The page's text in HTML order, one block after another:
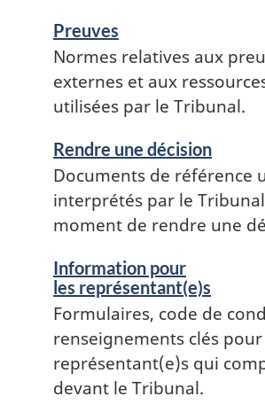
Preuves
Normes relatives aux
externes et aux
utilisées par le Tribunal.
Rendre une décision
Documents de référence
interprétés par le
moment de rendre une
Information pour
les représentant(e)s
Formulaires, code de
renseignements clés
représentant(e)s qui
devant le Tribunal.